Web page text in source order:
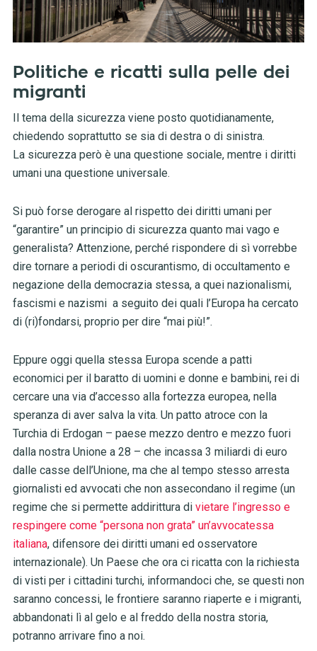
Politiche e ricatti sulla pelle dei
migranti
Il tema della sicurezza viene posto quotidianamente,
chiedendo soprattutto se sia di destra o di sinistra.
La sicurezza però è una questione sociale, mentre i diritti
umani una questione universale.
Si può forse derogare al rispetto dei diritti umani per
“garantire” un principio di sicurezza quanto mai vago e
generalista? Attenzione, perché rispondere di sì vorrebbe
dire tornare a periodi di oscurantismo, di occultamento e
negazione della democrazia stessa, a quei nazionalismi,
fascismi e nazismi a seguito dei quali l’Europa ha cercato
di (ri)fondarsi, proprio per dire “mai più!”.
Eppure oggi quella stessa Europa scende a patti
economici per il baratto di uomini e donne e bambini, rei di
cercare una via d’accesso alla fortezza europea, nella
speranza di aver salva la vita. Un patto atroce con la
Turchia di Erdogan – paese mezzo dentro e mezzo fuori
dalla nostra Unione a 28 – che incassa 3 miliardi di euro
dalle casse dell’Unione, ma che al tempo stesso arresta
giornalisti ed avvocati che non assecondano il regime (un
regime che si permette addirittura di vietare l’ingresso e
respingere come “persona non grata” un’avvocatessa
italiana, difensore dei diritti umani ed osservatore
internazionale). Un Paese che ora ci ricatta con la richiesta
di visti per i cittadini turchi, informandoci che, se questi non
saranno concessi, le frontiere saranno riaperte e i migranti,
abbandonati lì al gelo e al freddo della nostra storia,
potranno arrivare fino a noi.